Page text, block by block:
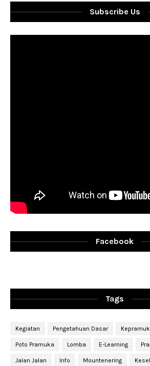
Subscribe Us
Facebook
Tags
Kegiatan Pengetahuan Dasar
Poto Pramuka Lomba E-Learning
Jalan Jalan Info Mountenering